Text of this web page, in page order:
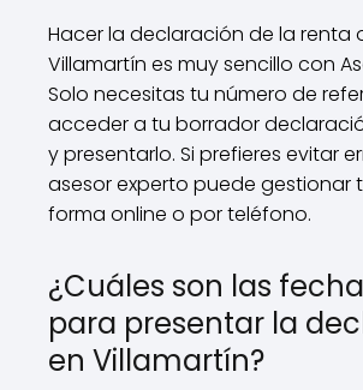
Hacer la declaración de la renta
Villamartín es muy sencillo con
Solo necesitas tu número de
acceder a tu borrador
y presentarlo. Si prefieres evitar
asesor experto puede gestionar
forma online o por teléfono.
¿Cuáles son las
para presentar la
en Villamartín?